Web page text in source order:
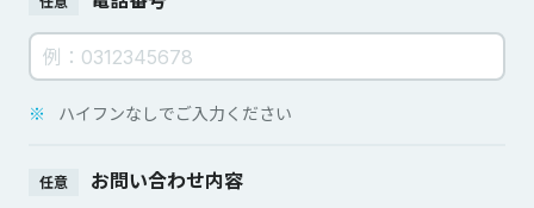
※ ハイフンなしでご入力ください
任意 お問い合わせ内容